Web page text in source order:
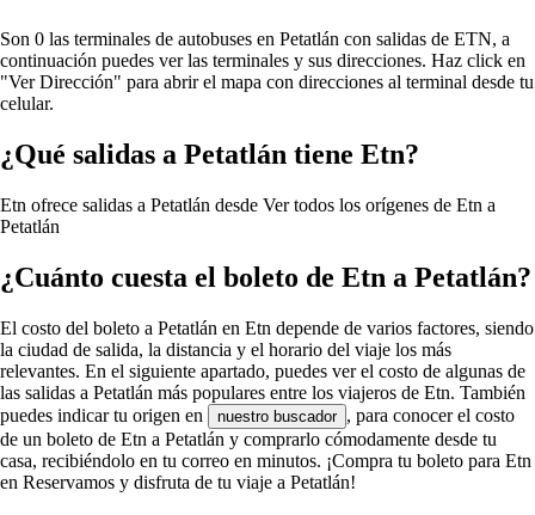
Son 0 las terminales de autobuses en Petatlán con salidas de ETN, a
continuación puedes ver las terminales y sus direcciones. Haz click en
"Ver Dirección" para abrir el mapa con direcciones al terminal desde tu
celular.
¿Qué salidas a Petatlán tiene Etn?
Etn ofrece salidas a Petatlán desde Ver todos los orígenes de Etn a
Petatlán
¿Cuánto cuesta el boleto de Etn a Petatlán?
El costo del boleto a Petatlán en Etn depende de varios factores, siendo
la ciudad de salida, la distancia y el horario del viaje los más
relevantes. En el siguiente apartado, puedes ver el costo de algunas de
las salidas a Petatlán más populares entre los viajeros de Etn. También
puedes indicar tu origen en
nuestro buscador , para conocer el costo
de un boleto de Etn a Petatlán y comprarlo cómodamente desde tu
casa, recibiéndolo en tu correo en minutos. ¡Compra tu boleto para Etn
en Reservamos y disfruta de tu viaje a Petatlán!